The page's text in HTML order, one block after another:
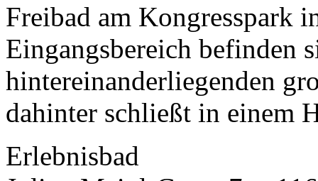
Freibad am Kongresspark
Eingangsbereich befinden
hintereinanderliegenden
dahinter schließt in einem
Erlebnisbad